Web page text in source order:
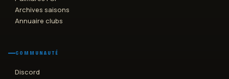
Archives saisons
Annuaire clubs
COMMUNAUTÉ
Discord